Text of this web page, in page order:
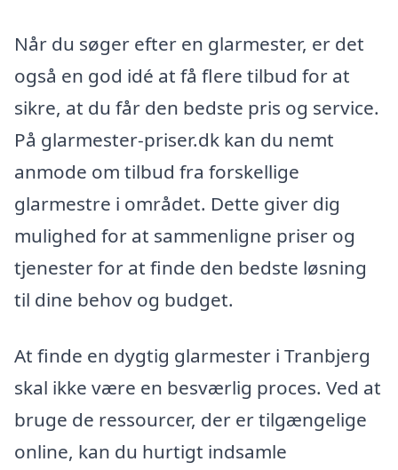
Når du søger efter en glarmester, er det
også en god idé at få flere tilbud for at
sikre, at du får den bedste pris og service.
På glarmester-priser.dk kan du nemt
anmode om tilbud fra forskellige
glarmestre i området. Dette giver dig
mulighed for at sammenligne priser og
tjenester for at finde den bedste løsning
til dine behov og budget.
At finde en dygtig glarmester i Tranbjerg
skal ikke være en besværlig proces. Ved at
bruge de ressourcer, der er tilgængelige
online, kan du hurtigt indsamle